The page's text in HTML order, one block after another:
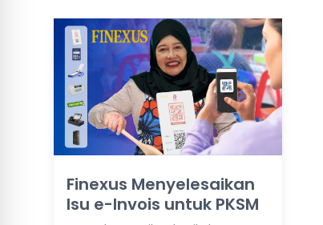
Finexus Menyelesaikan
Isu e-Invois untuk PKSM